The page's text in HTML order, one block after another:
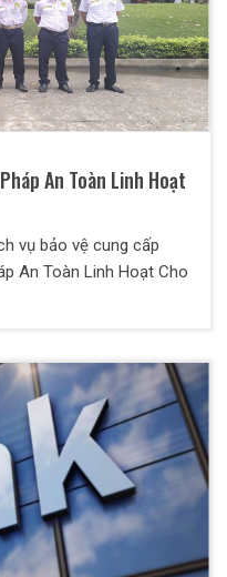
An Toàn Linh Hoạt
vụ bảo vệ cung cấp
An Toàn Linh Hoạt Cho